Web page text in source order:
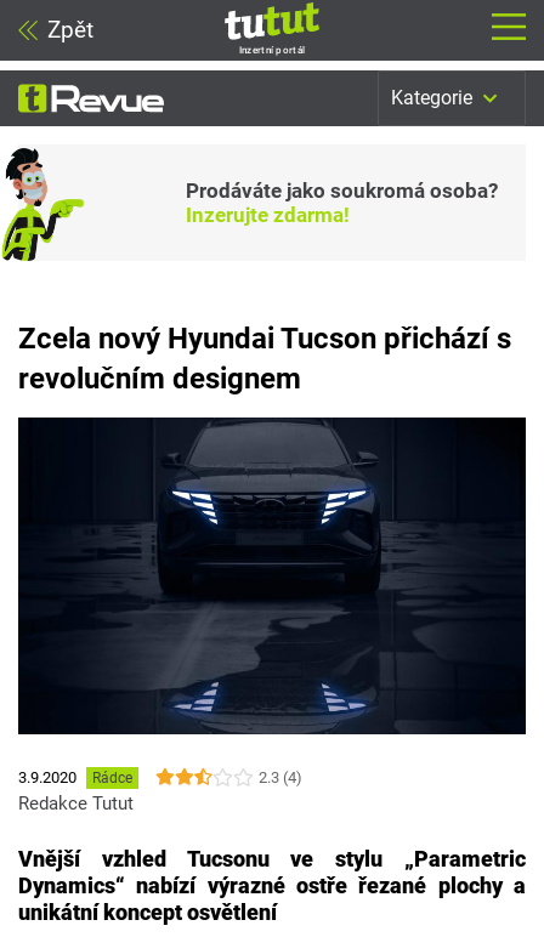
Zpět
Inzertní portál
Kategorie
Prodáváte jako soukromá osoba?
Inzerujte zdarma!
Zcela nový Hyundai Tucson přichází s
revolučním designem
3.9.2020 Rádce 2.3 (4)
Redakce Tutut
Vnější vzhled Tucsonu ve stylu „Parametric
Dynamics“ nabízí výrazné ostře řezané plochy a
unikátní koncept osvětlení